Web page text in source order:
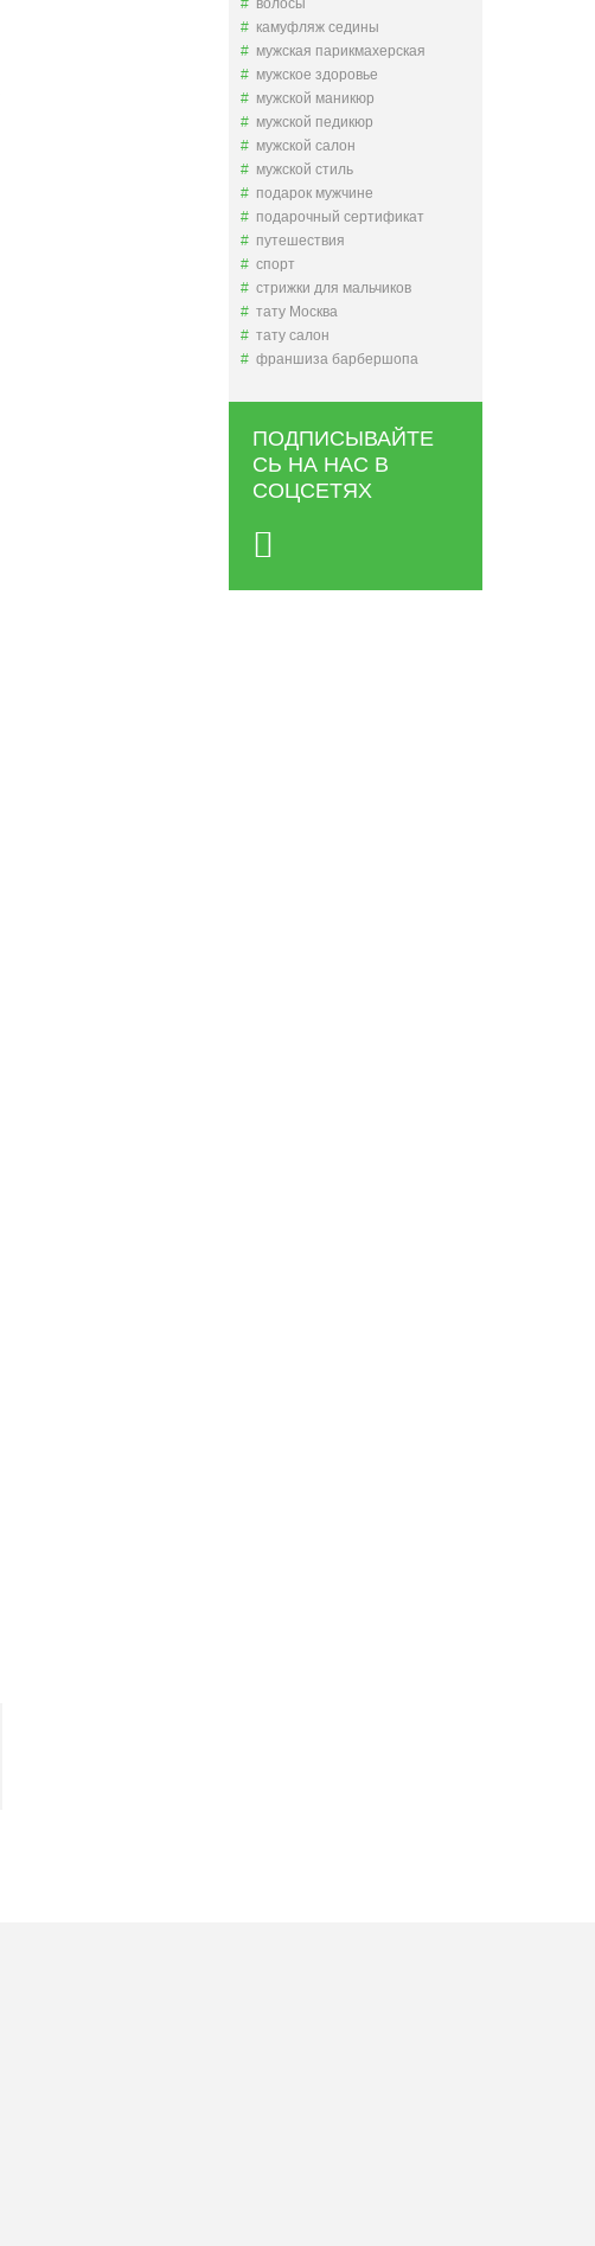
волосы
камуфляж седины
мужская парикмахерская
мужское здоровье
мужской маникюр
мужской педикюр
мужской салон
мужской стиль
подарок мужчине
подарочный сертификат
путешествия
спорт
стрижки для мальчиков
тату Москва
тату салон
франшиза барбершопа
ПОДПИСЫВАЙТЕ
СЬ НА НАС В
СОЦСЕТЯХ